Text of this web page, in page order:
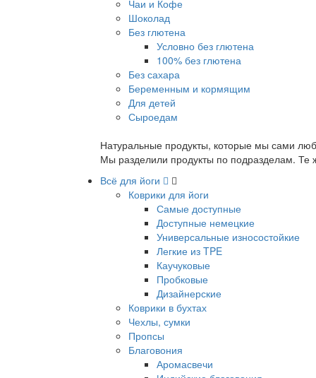
Чаи и Кофе
Шоколад
Без глютена
Условно без глютена
100% без глютена
Без сахара
Беременным и кормящим
Для детей
Сыроедам
Натуральные продукты, которые мы сами
Мы разделили продукты по подразделам. Те
Всё для йоги
Коврики для йоги
Самые доступные
Доступные немецкие
Универсальные износостойкие
Легкие из TPE
Каучуковые
Пробковые
Дизайнерские
Коврики в бухтах
Чехлы, сумки
Пропсы
Благовония
Аромасвечи